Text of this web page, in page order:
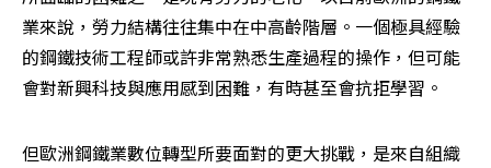
業來說，勞力結構往往集中在中高齡階層。一個極具經驗
的鋼鐵技術工程師或許非常熟悉生產過程的操作，但可能
會對新興科技與應用感到困難，有時甚至會抗拒學習。
但歐洲鋼鐵業數位轉型所要面對的更大挑戰，是來自組織